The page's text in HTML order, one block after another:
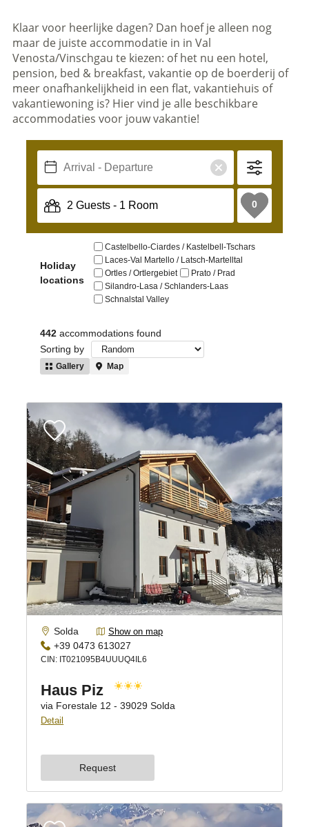
Klaar voor heerlijke dagen? Dan hoef je alleen nog
maar de juiste accommodatie in in Val
Venosta/Vinschgau te kiezen: of het nu een hotel,
pension, bed & breakfast, vakantie op de boerderij of
meer onafhankelijkheid in een flat, vakantiehuis of
vakantiewoning is? Hier vind je alle beschikbare
accommodaties voor jouw vakantie!